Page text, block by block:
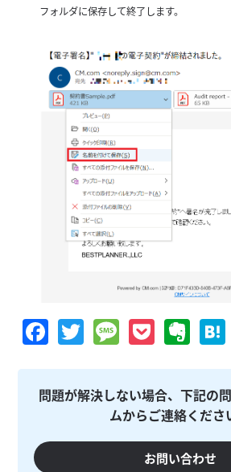
フォルダに保存して終了します。
Facebook
Twitter
Message
Pocket
問題が解決しない場合、下記の
ムからご連絡くださ
お問い合わせ